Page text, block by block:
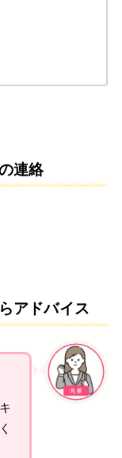
連絡
アドバイス